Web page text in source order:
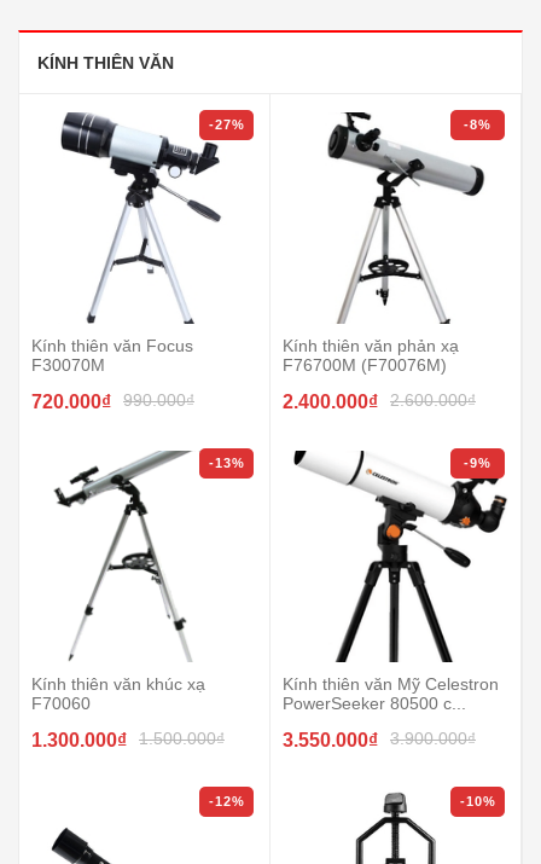
KÍNH THIÊN VĂN
-27%
Kính thiên văn Focus
F30070M
720.000₫ 990.000₫
-13%
Kính thiên văn khúc xạ
F70060
1.300.000₫ 1.500.000₫
-12%
-8%
Kính thiên văn phản xạ
F76700M (F70076M)
2.400.000₫ 2.600.000₫
-9%
Kính thiên văn Mỹ Celestron
PowerSeeker 80500 c...
3.550.000₫ 3.900.000₫
-10%